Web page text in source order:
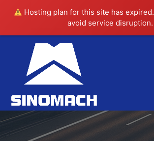
Hosting plan for this site has expired.
avoid service disruption.